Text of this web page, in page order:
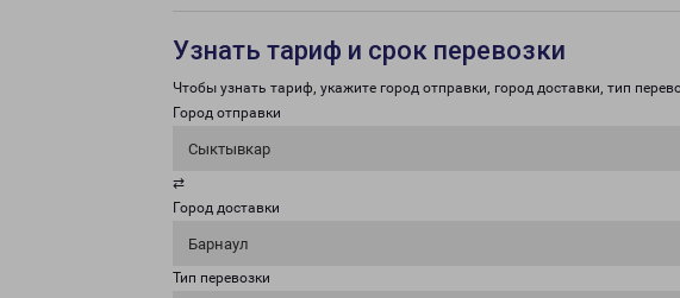
Узнать тариф и срок перевозки
Чтобы узнать тариф, укажите город отправки, город доставки, тип
Город отправки
Сыктывкар
⇄
Город доставки
Барнаул
Тип перевозки